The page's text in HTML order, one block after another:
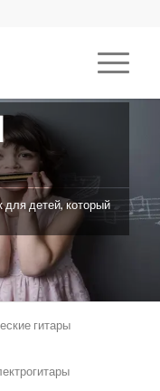
для детей, который
гитары